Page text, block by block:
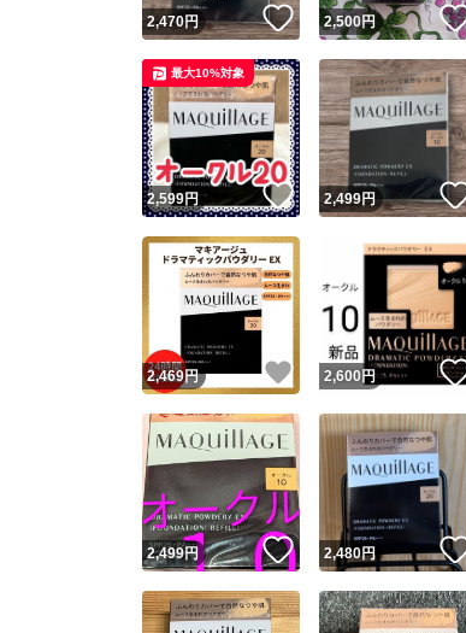
2,470円 いいね！
2,500円
2,599円 いいね！
最大10%対象
2,499円
2,469円 いいね！
2,600 円
2,499円 いいね！
2,480円